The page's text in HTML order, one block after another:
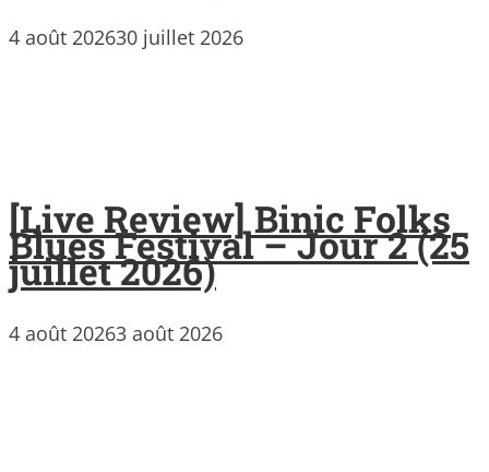
4 août 202630 juillet 2026
[Live Review] Binic Folks
Blues Festival – Jour 2 (25
juillet 2026)
4 août 20263 août 2026